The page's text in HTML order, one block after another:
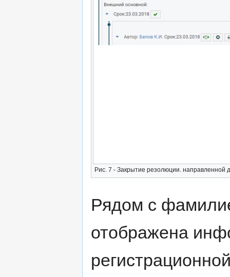
Рис. 7 - Закрытие резолюции. направленной
Рядом с
отображена